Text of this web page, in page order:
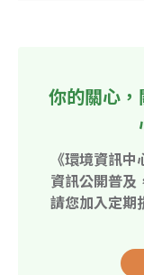
你的關心
《環境資訊
資訊公開普及
請您加入定期